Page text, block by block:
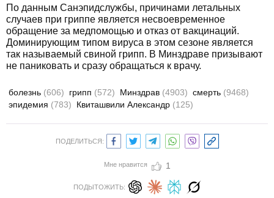
По данным Санэпидслужбы, причинами летальных
случаев при гриппе является несвоевременное
обращение за медпомощью и отказ от вакцинаций.
Доминирующим типом вируса в этом сезоне является
так называемый свиной грипп. В Минздраве призывают
не паниковать и сразу обращаться к врачу.
болезнь (606) грипп (572) Минздрав (4903) смерть (9468)
эпидемия (783) Квиташвили Александр (125)
ПОДЕЛИТЬСЯ:
Мне нравится 1
ПОДЫТОЖИТЬ: